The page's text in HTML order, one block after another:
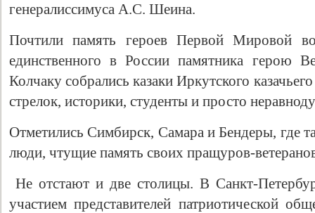
генералиссимуса А.С. Шеина.
Почтили память героев Первой Мировой
единственного в России памятника герою
Колчаку собрались казаки Иркутского
стрелок, историки, студенты и просто
Отметились Симбирск, Самара и Бендеры, где
люди, чтущие память своих пращуров-
Не отстают и две столицы. В Санкт-
участием представителей патриотической